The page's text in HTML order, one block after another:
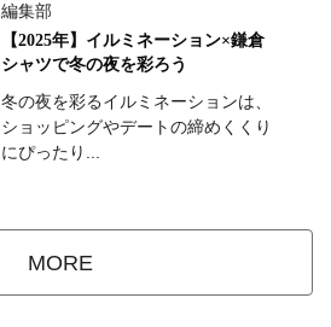
編集部
【2025年】イルミネーション×鎌倉
シャツで冬の夜を彩ろう
冬の夜を彩るイルミネーションは、
ショッピングやデートの締めくくり
にぴったり...
MORE